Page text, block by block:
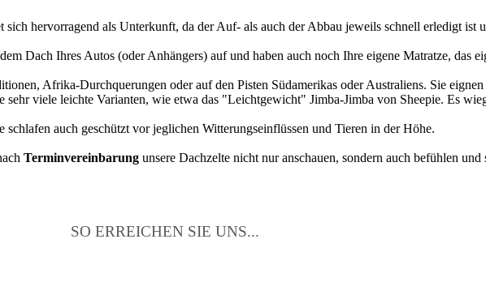
sich hervorragend als Unterkunft, da der Auf- als auch der Abbau jeweils schnell erledigt ist
Dach Ihres Autos (oder Anhängers) auf und haben auch noch Ihre eigene Matratze, das
Afrika-Durchquerungen oder auf den Pisten Südamerikas oder Australiens. Sie
viele leichte Varianten, wie etwa das "Leichtgewicht" Jimba-Jimba von Sheepie. Es
auch geschützt vor jeglichen Witterungseinflüssen und Tieren in der Höhe.
Terminvereinbarung unsere Dachzelte nicht nur anschauen, sondern auch befühlen
SO ERREICHEN SIE UNS...